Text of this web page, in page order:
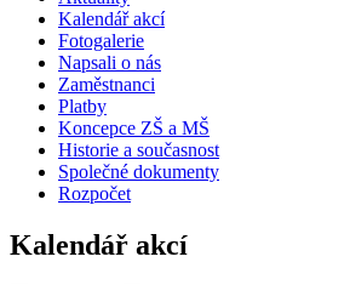
Kalendář akcí
Fotogalerie
Napsali o nás
Zaměstnanci
Platby
Koncepce ZŠ a MŠ
Historie a současnost
Společné dokumenty
Rozpočet
Kalendář akcí